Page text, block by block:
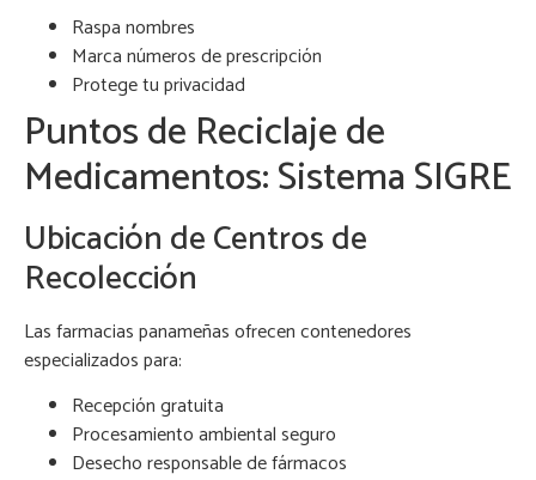
Raspa nombres
Marca números de prescripción
Protege tu privacidad
Puntos de Reciclaje de
Medicamentos: Sistema SIGRE
Ubicación de Centros de
Recolección
Las farmacias panameñas ofrecen contenedores
especializados para:
Recepción gratuita
Procesamiento ambiental seguro
Desecho responsable de fármacos